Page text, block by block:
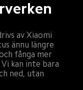
av Xiaomi
ännu längre
fånga mer
kan inte bara
ned, utan